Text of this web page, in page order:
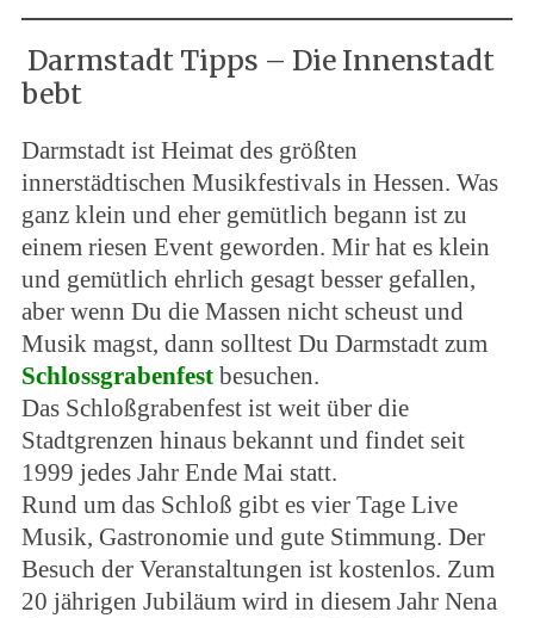
Darmstadt Tipps – Die Innenstadt
bebt
Darmstadt ist Heimat des größten
innerstädtischen Musikfestivals in Hessen. Was
ganz klein und eher gemütlich begann ist zu
einem riesen Event geworden. Mir hat es klein
und gemütlich ehrlich gesagt besser gefallen,
aber wenn Du die Massen nicht scheust und
Musik magst, dann solltest Du Darmstadt zum
Schlossgrabenfestbesuchen.
Das Schloßgrabenfest ist weit über die
Stadtgrenzen hinaus bekannt und findet seit
1999 jedes Jahr Ende Mai statt.
Rund um das Schloß gibt es vier Tage Live
Musik, Gastronomie und gute Stimmung. Der
Besuch der Veranstaltungen ist kostenlos. Zum
20 jährigen Jubiläum wird in diesem Jahr Nena